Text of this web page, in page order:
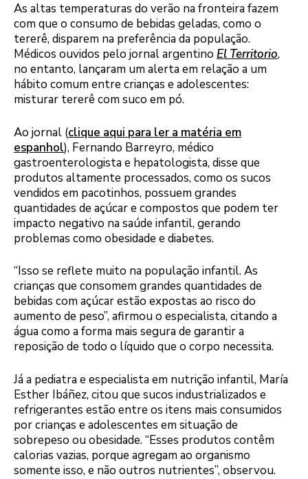
As altas temperaturas do verão na fronteira fazem
com que o consumo de bebidas geladas, como o
tererê, disparem na preferência da população.
Médicos ouvidos pelo jornal argentino El Territorio,
no entanto, lançaram um alerta em relação a um
hábito comum entre crianças e adolescentes:
misturar tererê com suco em pó.
Ao jornal (clique aqui para ler a matéria em
espanhol), Fernando Barreyro, médico
gastroenterologista e hepatologista, disse que
produtos altamente processados, como os sucos
vendidos em pacotinhos, possuem grandes
quantidades de açúcar e compostos que podem ter
impacto negativo na saúde infantil, gerando
problemas como obesidade e diabetes.
“Isso se reflete muito na população infantil. As
crianças que consomem grandes quantidades de
bebidas com açúcar estão expostas ao risco do
aumento de peso”, afirmou o especialista, citando a
água como a forma mais segura de garantir a
reposição de todo o líquido que o corpo necessita.
Já a pediatra e especialista em nutrição infantil, María
Esther Ibáñez, citou que sucos industrializados e
refrigerantes estão entre os itens mais consumidos
por crianças e adolescentes em situação de
sobrepeso ou obesidade. “Esses produtos contêm
calorias vazias, porque agregam ao organismo
somente isso, e não outros nutrientes”, observou.